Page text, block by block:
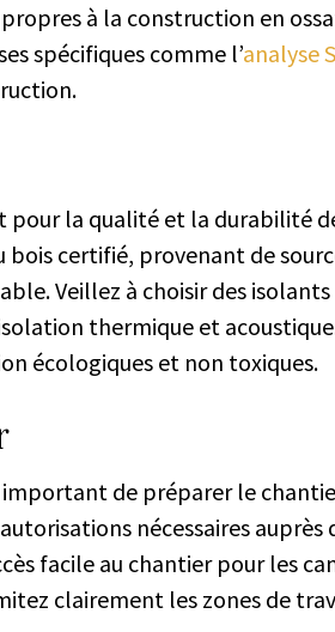
à la construction en
spécifiques comme l’analyse
pour la qualité et la durabilité
bois certifié, provenant de
Veillez à choisir des isolants
thermique et
écologiques et non toxiques.
de préparer le
nécessaires auprès
facile au chantier pour les
clairement les zones de